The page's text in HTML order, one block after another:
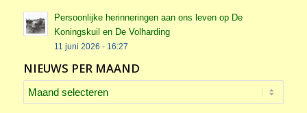
Persoonlijke herinneringen aan ons leven op De
Koningskuil en De Volharding
11 juni 2026 - 16:27
NIEUWS PER MAAND